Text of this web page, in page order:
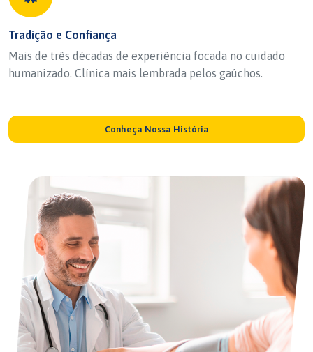
Tradição e Confiança
Mais de três décadas de experiência focada no cuidado
humanizado. Clínica mais lembrada pelos gaúchos.
Conheça Nossa História